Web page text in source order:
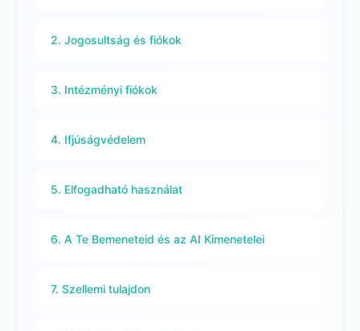
2. Jogosultság és fiókok
3. Intézményi fiókok
4. Ifjúságvédelem
5. Elfogadható használat
6. A Te Bemeneteid és az AI Kimenetelei
7. Szellemi tulajdon